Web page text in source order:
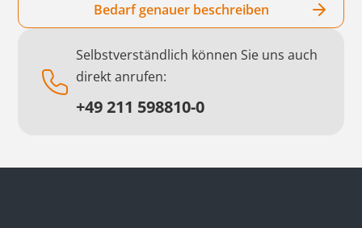
Bedarf genauer beschreiben
Selbstverständlich können Sie uns auch
direkt anrufen:
+49 211 598810-0